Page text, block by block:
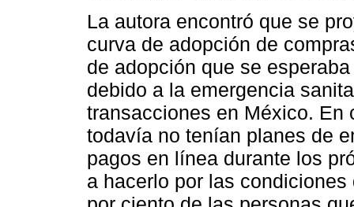
La autora encontró que se
curva de adopción de
de adopción que se
debido a la emergencia
transacciones en México. En
todavía no tenían planes de
pagos en línea durante los
a hacerlo por las